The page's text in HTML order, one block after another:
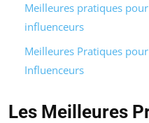
Meilleures pratiques
influenceurs
Meilleures Pratiques
Influenceurs
Les Meilleures